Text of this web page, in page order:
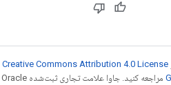
Creative Commons Attribution 4.0 License